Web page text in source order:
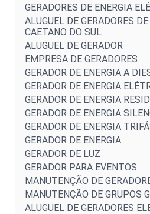
GERADORES DE ENERGIA
ALUGUEL DE GERADORES
CAETANO DO SUL
ALUGUEL DE GERADOR
EMPRESA DE GERADORES
GERADOR DE ENERGIA A
GERADOR DE ENERGIA
GERADOR DE ENERGIA
GERADOR DE ENERGIA
GERADOR DE ENERGIA
GERADOR DE ENERGIA
GERADOR DE LUZ
GERADOR PARA EVENTOS
MANUTENÇÃO DE
MANUTENÇÃO DE GRUPOS
ALUGUEL DE GERADORES